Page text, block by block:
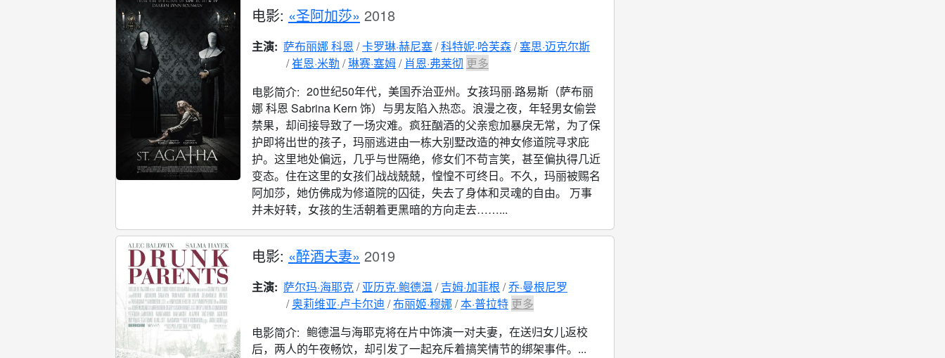
电影: «圣阿加莎» 2018
主演: 萨布丽娜 科恩 卡罗琳·赫尼塞 科特妮·哈芙森 塞思·迈克尔斯
崔恩·米勒 琳赛·塞姆 肖恩·弗莱彻 更多
电影简介: 20世纪50年代，美国乔治亚州。女孩玛丽·路易斯（萨布丽
娜 科恩 Sabrina Kern 饰）与男友陷入热恋。浪漫之夜，年轻男女偷尝
禁果，却间接导致了一场灾难。疯狂酗酒的父亲愈加暴戾无常，为了保
护即将出世的孩子，玛丽逃进由一栋大别墅改造的神女修道院寻求庇
护。这里地处偏远，几乎与世隔绝，修女们不苟言笑，甚至偏执得几近
变态。住在这里的女孩们战战兢兢，惶惶不可终日。不久，玛丽被赐名
阿加莎，她仿佛成为修道院的囚徒，失去了身体和灵魂的自由。 万事
并未好转，女孩的生活朝着更黑暗的方向走去……...
电影: «醉酒夫妻» 2019
主演: 萨尔玛·海耶克 亚历克·鲍德温 吉姆·加菲根 乔·曼根尼罗
奥莉维亚·卢卡尔迪 布丽姬·穆娜 本·普拉特 更多
电影简介: 鲍德温与海耶克将在片中饰演一对夫妻，在送归女儿返校
后，两人的午夜畅饮，却引发了一起充斥着搞笑情节的绑架事件。...